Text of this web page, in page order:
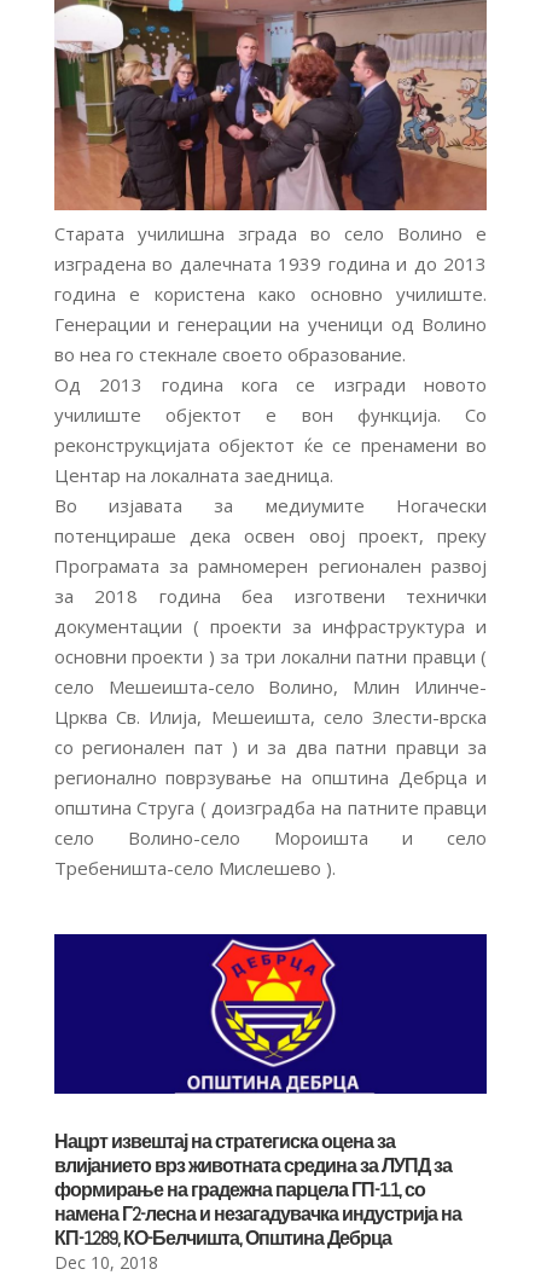
Старата училишна зграда во село Волино е
изградена во далечната 1939 година и до 2013
година е користена како основно училиште.
Генерации и генерации на ученици од Волино
во неа го стекнале своето образование.
Од 2013 година кога се изгради новото
училиште објектот е вон функција. Со
реконструкцијата објектот ќе се пренамени во
Центар на локалната заедница.
Во изјавата за медиумите Ногачески
потенцираше дека освен овој проект, преку
Програмата за рамномерен регионален развој
за 2018 година беа изготвени технички
документации ( проекти за инфраструктура и
основни проекти ) за три локални патни правци (
село Мешеишта-село Волино, Млин Илинче-
Црква Св. Илија, Мешеишта, село Злести-врска
со регионален пат ) и за два патни правци за
регионално поврзување на општина Дебрца и
општина Струга ( доизградба на патните правци
село Волино-село Мороишта и село
Требеништа-село Мислешево ).
Нацрт извештај на стратегиска оцена за
влијанието врз животната средина за ЛУПД за
формирање на градежна парцела ГП-1.1, со
намена Г2-лесна и незагадувачка индустрија на
КП-1289, КО-Белчишта, Општина Дебрца
Dec 10, 2018